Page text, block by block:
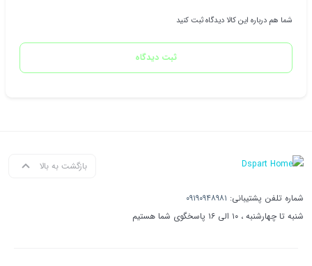
شما هم درباره این کالا دیدگاه ثبت کنید
ثبت دیدگاه
بازگشت به بالا
شماره تلفن پشتیبانی: ۰۹۱۹۰۹۴۸۹۸۱
شنبه تا چهارشنبه ، ۱۰ الی ۱۶ پاسخگوی شما هستیم